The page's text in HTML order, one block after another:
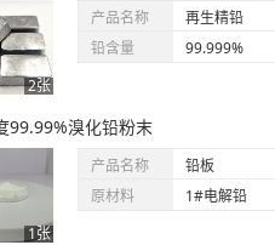
2张
产品名称 再生精铅
铅含量
99.999%
99.99%溴化铅粉末
1张
产品名称 铅板
原材料
1#电解铅